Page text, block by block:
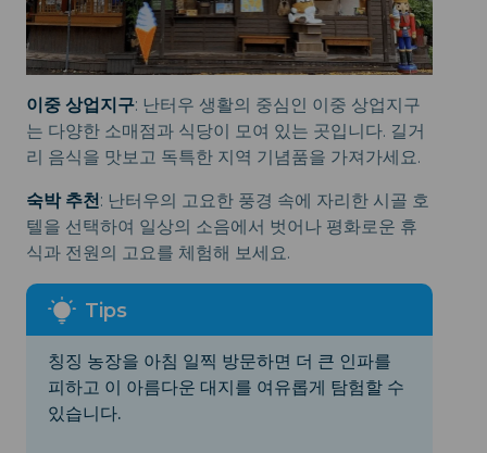
이중 상업지구: 난터우 생활의 중심인 이중 상업지구
는 다양한 소매점과 식당이 모여 있는 곳입니다. 길거
리 음식을 맛보고 독특한 지역 기념품을 가져가세요.
숙박 추천: 난터우의 고요한 풍경 속에 자리한 시골 호
텔을 선택하여 일상의 소음에서 벗어나 평화로운 휴
식과 전원의 고요를 체험해 보세요.
칭징 농장을 아침 일찍 방문하면 더 큰 인파를
피하고 이 아름다운 대지를 여유롭게 탐험할 수
있습니다.